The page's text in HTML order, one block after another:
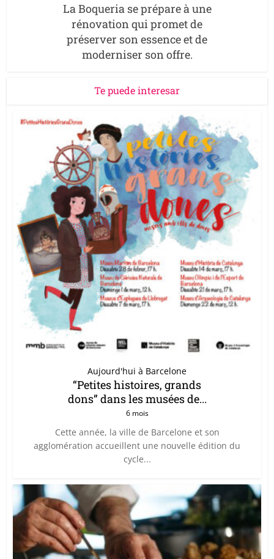
La Boqueria se prépare à une
rénovation qui promet de
préserver son essence et de
moderniser son offre.
Te puede interesar
Aujourd'hui à Barcelone
“Petites histoires, grands
dons” dans les musées de...
6 mois
Cette année, la ville de Barcelone et son
agglomération accueillent une nouvelle édition du
cycle...